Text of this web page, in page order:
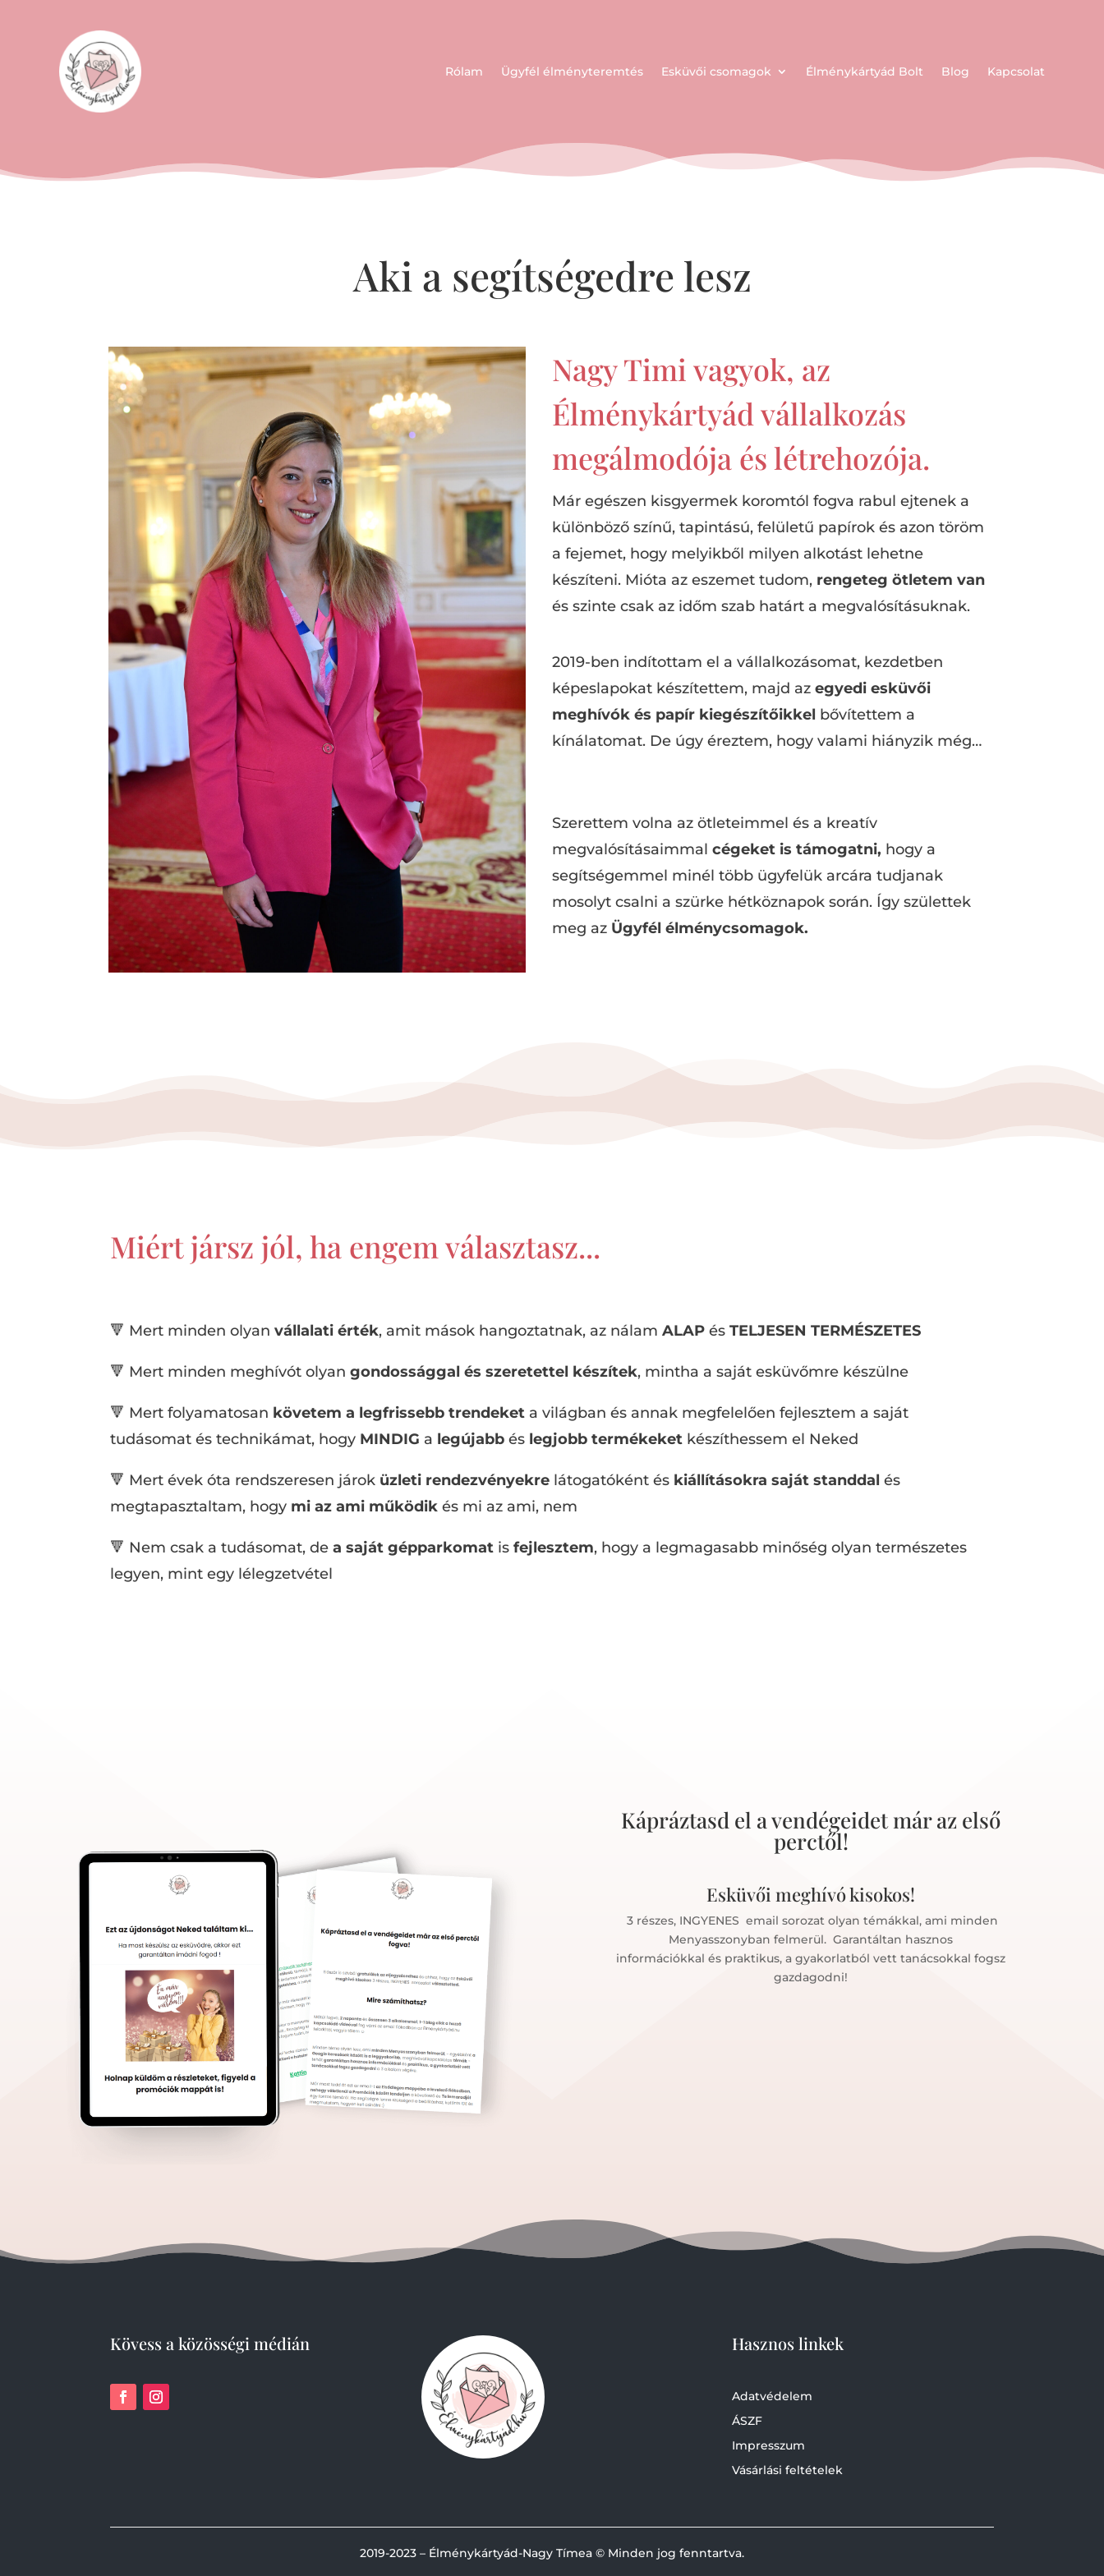
Rólam Ügyfél élményteremtés Esküvői csomagok Élménykártyád Bolt Blog Kapcsolat
Aki a segítségedre lesz
Nagy Timi vagyok, az
Élménykártyád vállalkozás
megálmodója és létrehozója.
Már egészen kisgyermek koromtól fogva rabul ejtenek a
különböző színű, tapintású, felületű papírok és azon töröm
a fejemet, hogy melyikből milyen alkotást lehetne
készíteni. Mióta az eszemet tudom, rengeteg ötletem van
és szinte csak az időm szab határt a megvalósításuknak.
2019-ben indítottam el a vállalkozásomat, kezdetben
képeslapokat készítettem, majd az egyedi esküvői
meghívók és papír kiegészítőikkel bővítettem a
kínálatomat. De úgy éreztem, hogy valami hiányzik még…
Szerettem volna az ötleteimmel és a kreatív
megvalósításaimmal cégeket is támogatni, hogy a
segítségemmel minél több ügyfelük arcára tudjanak
mosolyt csalni a szürke hétköznapok során. Így születtek
meg az Ügyfél élménycsomagok.
Miért jársz jól, ha engem választasz...
🔻 Mert minden olyanvállalati érték, amit mások hangoztatnak, az nálamALAP ésTELJESEN TERMÉSZETES
🔻 Mert minden meghívót olyangondossággal és szeretettel készítek, mintha a saját esküvőmre készülne
🔻 Mert folyamatosan követem a legfrissebb trendeket a világban és annak megfelelően fejlesztem a saját
tudásomat és technikámat, hogy MINDIG a legújabb és legjobb termékeket készíthessem el Neked
🔻 Mert évek óta rendszeresen járok üzleti rendezvényekre látogatóként és kiállításokra saját standdal és
megtapasztaltam, hogy mi az ami működik és mi az ami, nem
🔻 Nem csak a tudásomat, dea saját gépparkomat isfejlesztem, hogy a legmagasabb minőség olyan természetes
legyen, mint egy lélegzetvétel
Kápráztasd el a vendégeidet már az első
perctől!
Esküvői meghívó kisokos!
3 részes, INGYENES email sorozat olyan témákkal, ami minden
Menyasszonyban felmerül. Garantáltan hasznos
információkkal és praktikus, a gyakorlatból vett tanácsokkal fogsz
gazdagodni!
Kövess a közösségi médián Hasznos linkek
Adatvédelem
ÁSZF
Impresszum
Vásárlási feltételek
2019-2023 – Élménykártyád-Nagy Tímea © Minden jog fenntartva.